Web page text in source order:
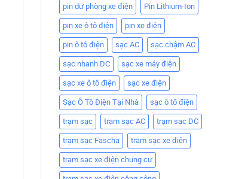
pin dự phòng xe điện Pin Lithium-Ion
pin xe ô tô điện pin xe điện
pin ô tô điện sạc AC sạc chậm AC
sạc nhanh DC sạc xe máy điện
sạc xe ô tô điện sạc xe điện
Sạc Ô Tô Điện Tại Nhà sạc ô tô điện
trạm sạc trạm sạc AC trạm sạc DC
trạm sạc Fascha trạm sạc xe điện
trạm sạc xe điện chung cư